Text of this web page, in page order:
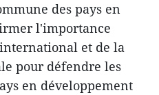
des pays en
l'importance
et de la
pour défendre les
en développement